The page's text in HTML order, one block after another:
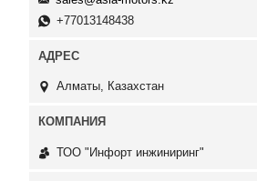
+77013148438
Алматы, Казахстан
ТОО "Инфорт инжиниринг"